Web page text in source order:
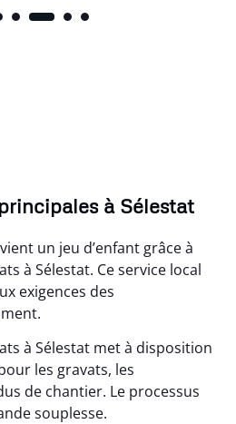
à Sélestat
un jeu d’enfant grâce à
à Sélestat. Ce service local
exigences des
à Sélestat met à disposition
les gravats, les
de chantier. Le processus
souplesse.